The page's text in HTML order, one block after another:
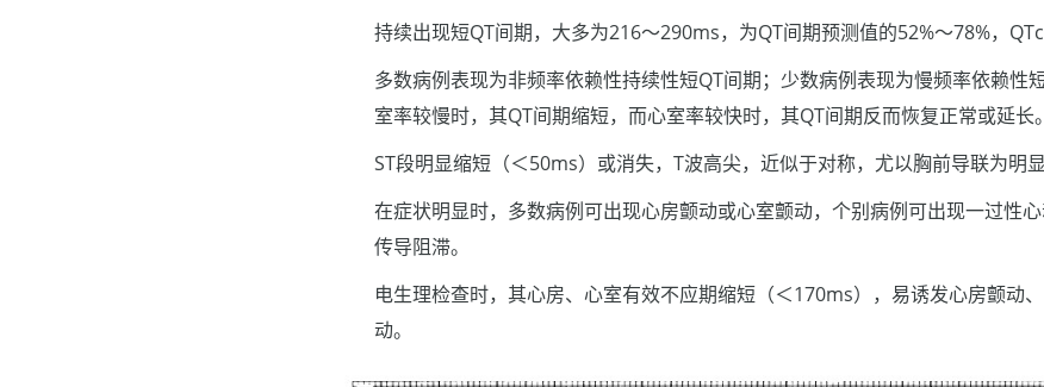
持续出现短QT间期，大多为216～290ms，为QT间期预测值的52%～78%，
多数病例表现为非频率依赖性持续性短QT间期；少数病例表现为慢频率依赖性
室率较慢时，其QT间期缩短，而心室率较快时，其QT间期反而恢复正常或延长。
ST段明显缩短（＜50ms）或消失，T波高尖，近似于对称，尤以胸前导联为明显
在症状明显时，多数病例可出现心房颤动或心室颤动，个别病例可出现一过性
传导阻滞。
电生理检查时，其心房、心室有效不应期缩短（＜170ms），易诱发心房颤动
动。